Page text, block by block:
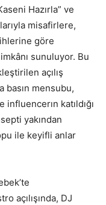
Hazırla” ve
misafirlere,
göre
sunuluyor. Bu
açılış
basın mensubu,
katıldığı
yakından
ile keyifli anlar
açılışında, DJ